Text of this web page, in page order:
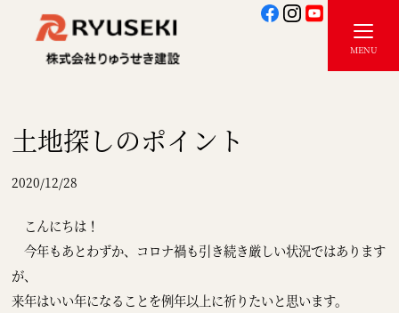
土地探しのポイント
2020/12/28
こんにちは！
今年もあとわずか、コロナ禍も引き続き厳しい状況ではあります
が、
来年はいい年になることを例年以上に祈りたいと思います。